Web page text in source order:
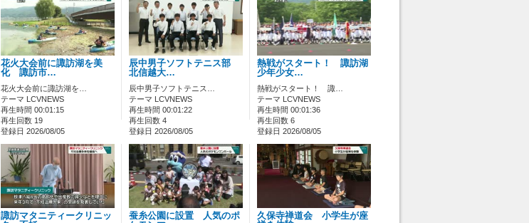
花火大会前に諏訪湖を美
化 諏訪市…
花火大会前に諏訪湖を…
テーマ LCVNEWS
再生時間 00:01:15
再生回数 19
登録日 2026/08/05
辰中男子ソフトテニス部
北信越大…
辰中男子ソフトテニス…
テーマ LCVNEWS
再生時間 00:01:22
再生回数 4
登録日 2026/08/05
熱戦がスタート！ 諏訪湖
少年少女…
熱戦がスタート！ 諏…
テーマ LCVNEWS
再生時間 00:01:36
再生回数 6
登録日 2026/08/05
諏訪マタニティークリニッ
蚕糸公園に設置 人気のポ
久保寺禅道会 小学生が座